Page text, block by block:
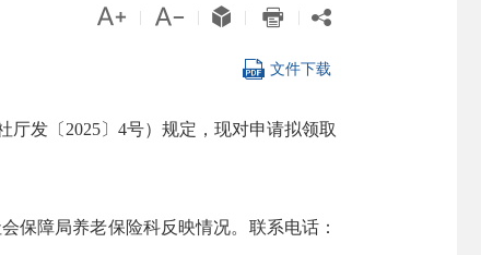
    
 文件下载
发〔2025〕4号）规定，现对申请拟领取
保障局养老保险科反映情况。联系电话：